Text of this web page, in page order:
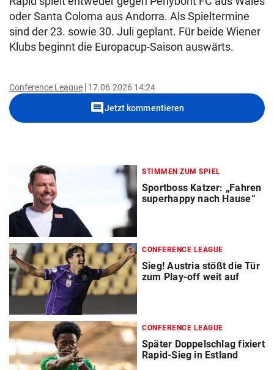
oder Santa Coloma aus Andorra. Als Spieltermine
sind der 23. sowie 30. Juli geplant. Für beide Wiener
Klubs beginnt die Europacup-Saison auswärts.
Conference League 17.06.2026 14:24
commentJetzt kommentieren
STIMMEN ZUM SPIEL
Sportboss Katzer: „Fahren
superhappy nach Hause“
CONFERENCE LEAGUE
Sieg! Austria stößt die Tür
zum Play-off weit auf
CONFERENCE LEAGUE
Später Doppelschlag fixiert
Rapid-Sieg in Estland